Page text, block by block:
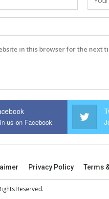
in this browser for the next
us on Facebook
Privacy Policy Terms
Reserved.